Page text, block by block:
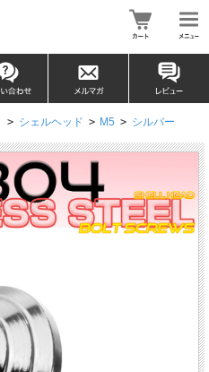
> シェルヘッド > M5 > シルバー